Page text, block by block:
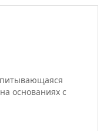
основаниях с